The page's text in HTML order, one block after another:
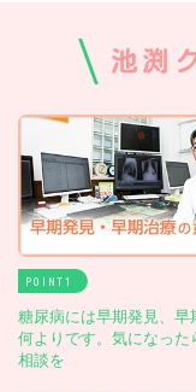
池渕
POINT
糖尿病には早期発見、早
何よりです。気になった
相談を